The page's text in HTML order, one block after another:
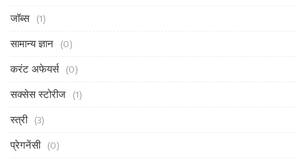
जॉब्स (1)
सामान्य ज्ञान (0)
करंट अफेयर्स (0)
सक्सेस स्टोरीज (1)
स्त्री (3)
प्रेगनेंसी (0)